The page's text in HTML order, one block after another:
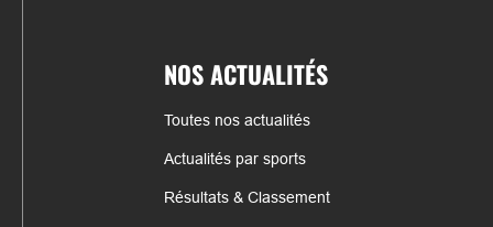
NOS ACTUALITÉS
Toutes nos actualités
Actualités par sports
Résultats & Classement